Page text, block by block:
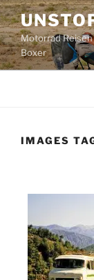
Zum
Inhalt
springen
Motorrad
Boxer
IMAGES